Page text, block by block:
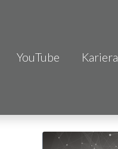
YouTube Kariera